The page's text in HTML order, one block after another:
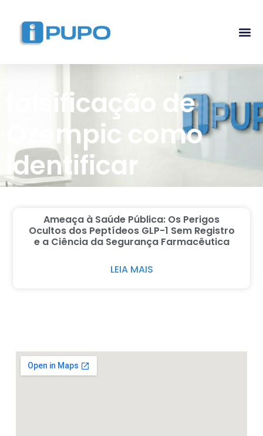
falsificação de
Ozempic como
identificar
Ameaça à Saúde Pública: Os Perigos
Ocultos dos Peptídeos GLP-1 Sem Registro
e a Ciência da Segurança Farmacêutica
LEIA MAIS